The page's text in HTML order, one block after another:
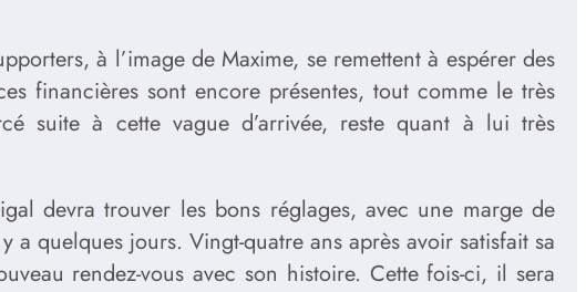
à l’image de Maxime, se remettent à espérer des
financières sont encore présentes, tout comme le très
suite à cette vague d’arrivée, reste quant à lui très
devra trouver les bons réglages, avec une marge de
quelques jours. Vingt-quatre ans après avoir satisfait sa
rendez-vous avec son histoire. Cette fois-ci, il sera